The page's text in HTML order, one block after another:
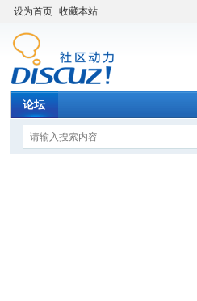
设为首页 收藏本站
论坛